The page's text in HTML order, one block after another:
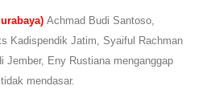
Achmad Budi Santoso,
Kadispendik Jatim, Syaiful Rachman
Jember, Eny Rustiana menganggap
mendasar.